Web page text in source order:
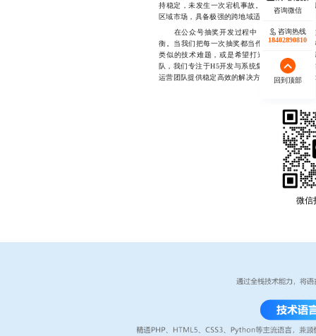
持稳定，未发生一次宕机事故。这套方案不仅
区域市场，具备极强的跨地域适用性。
在公众号抽奖开发过程中，真正决定成败
衡。当我们把每一次抽奖都当作一次系统性的
类似的技术难题，或是希望打造一个高性能、
队，我们专注于H5开发与系统集成，拥有丰富
运营团队提供稳定高效的解决方案，18140119082
微信
咨询热线
18402890810
回到顶部